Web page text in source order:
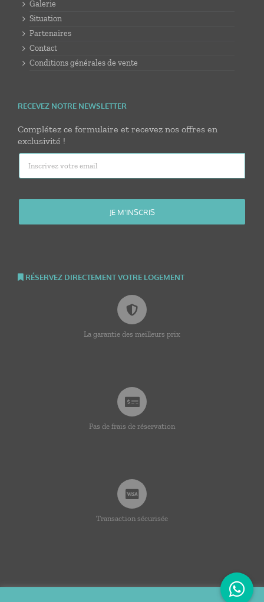
Galerie
Situation
Partenaires
Contact
Conditions générales de vente
RECEVEZ NOTRE NEWSLETTER
Complétez ce formulaire et recevez nos offres en
exclusivité !
RÉSERVEZ DIRECTEMENT VOTRE LOGEMENT
La garantie des meilleurs prix
Pas de frais de réservation
Transaction sécurisée